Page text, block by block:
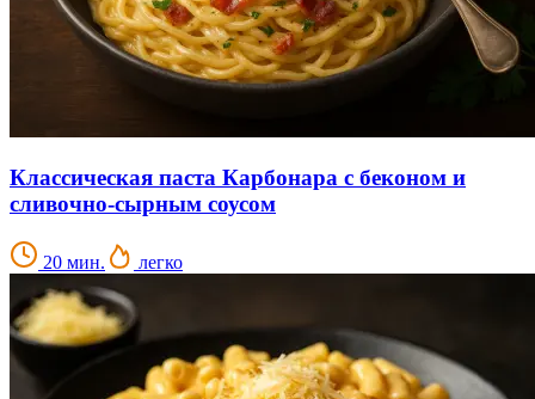
Классическая паста Карбонара с беконом и
сливочно-сырным соусом
20 мин. легко